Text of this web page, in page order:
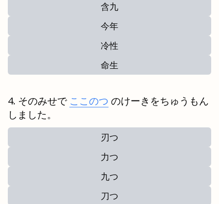
含九
今年
冷性
命生
そのみせで ここのつ のけーきをちゅうもん
しました。
刃つ
力つ
九つ
刀つ